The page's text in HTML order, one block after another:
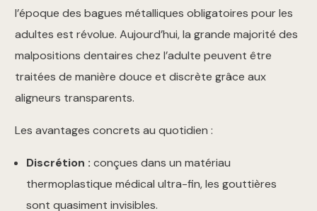
l’époque des bagues métalliques obligatoires pour les
adultes est révolue. Aujourd’hui, la grande majorité des
malpositions dentaires chez l’adulte peuvent être
traitées de manière douce et discrète grâce aux
aligneurs transparents.
Les avantages concrets au quotidien :
Discrétion : conçues dans un matériau
thermoplastique médical ultra-fin, les gouttières
sont quasiment invisibles.